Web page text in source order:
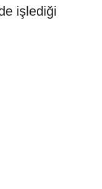
işlediği